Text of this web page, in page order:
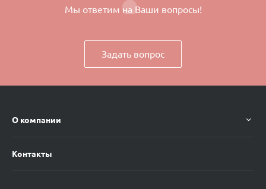
Мы ответим на Ваши вопросы!
Задать вопрос
О компании
Контакты